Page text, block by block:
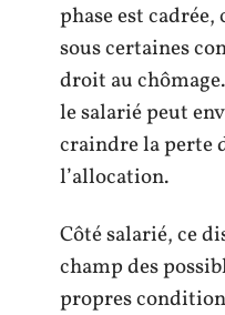
phase est cadrée,
sous certaines
droit au
le salarié peut
craindre la perte
l’allocation.
Côté salarié, ce
champ des
propres